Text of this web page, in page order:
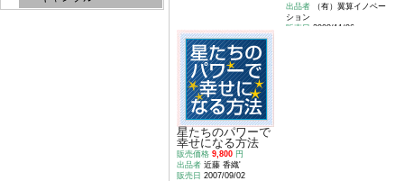
出品者
（有）翼算イノベー
ション
販売日 2008/11/06
星たちのパワーで
幸せになる方法
販売価格 9,800 円
出品者 近藤 香織'
販売日 2007/09/02